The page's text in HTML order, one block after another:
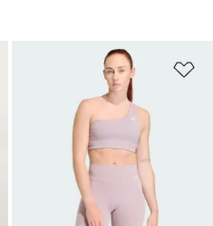
Přidat do seznamu přání